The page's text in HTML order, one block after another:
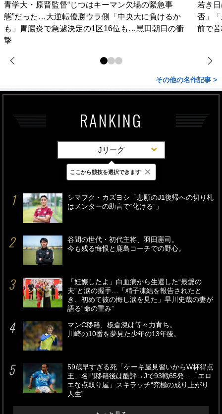
青学大・原晋監督“じつはキーマン欠場の緊急事
態”だった…大逆転優勝ウラ側「中央大に負けるか
も」胃腸炎で急遽決定の1区16位も…黒田朝日の衝
撃
若き
否」
前で
その他の名作記事 >
RANKING
Jリーグ
最新 24時間 週間
シマブク・カズヨシ「悲願のJ1復帰への切り札
はメンターの助言で“化ける”」
谷間の世代・初代主将、羽田憲司。
今も残る悔恨と鹿島コーチでの野心。
「妊娠したよ」白血病から生還した“最愛の
夫”と涙の握手…「精子凍結を報告されたと
き、初めて彼の悔し涙を見た」早川史哉の妻が
語る“命の重み”
マンC移籍、板倉滉は等々力育ち。
川崎の10番を夢見た少年の13年後。
59歳早すぎる死「ケーキ屋見習いからW杯得点
王」名門移籍後は酷評→Jで93戦65発…「エロ
エな点取り屋」スキラッチ“究極の成り上がり
人生”
ここから競技を選択できます ×